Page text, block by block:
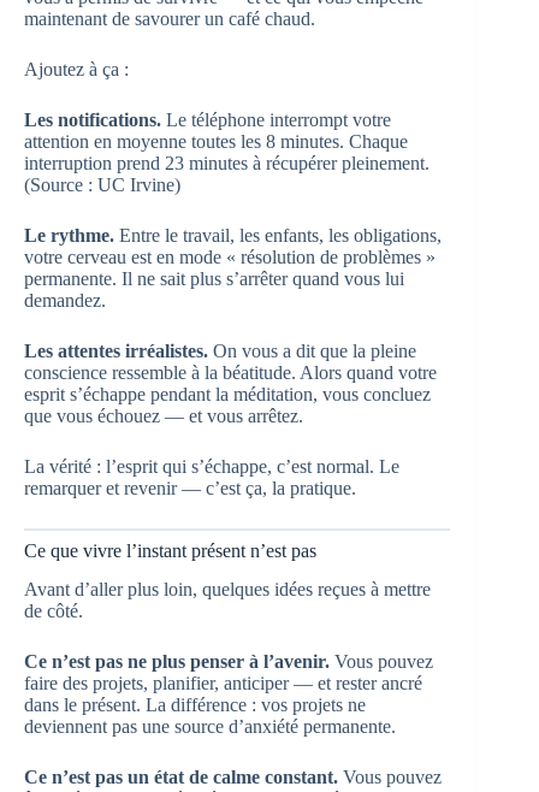
maintenant de savourer un café chaud.
Ajoutez à ça :
Les notifications. Le téléphone interrompt votre
attention en moyenne toutes les 8 minutes. Chaque
interruption prend 23 minutes à récupérer pleinement.
(Source : UC Irvine)
Le rythme. Entre le travail, les enfants, les obligations,
votre cerveau est en mode « résolution de problèmes »
permanente. Il ne sait plus s’arrêter quand vous lui
demandez.
Les attentes irréalistes. On vous a dit que la pleine
conscience ressemble à la béatitude. Alors quand votre
esprit s’échappe pendant la méditation, vous concluez
que vous échouez — et vous arrêtez.
La vérité : l’esprit qui s’échappe, c’est normal. Le
remarquer et revenir — c’est ça, la pratique.
Ce que vivre l’instant présent n’est pas
Avant d’aller plus loin, quelques idées reçues à mettre
de côté.
Ce n’est pas ne plus penser à l’avenir. Vous pouvez
faire des projets, planifier, anticiper — et rester ancré
dans le présent. La différence : vos projets ne
deviennent pas une source d’anxiété permanente.
Ce n’est pas un état de calme constant. Vous pouvez